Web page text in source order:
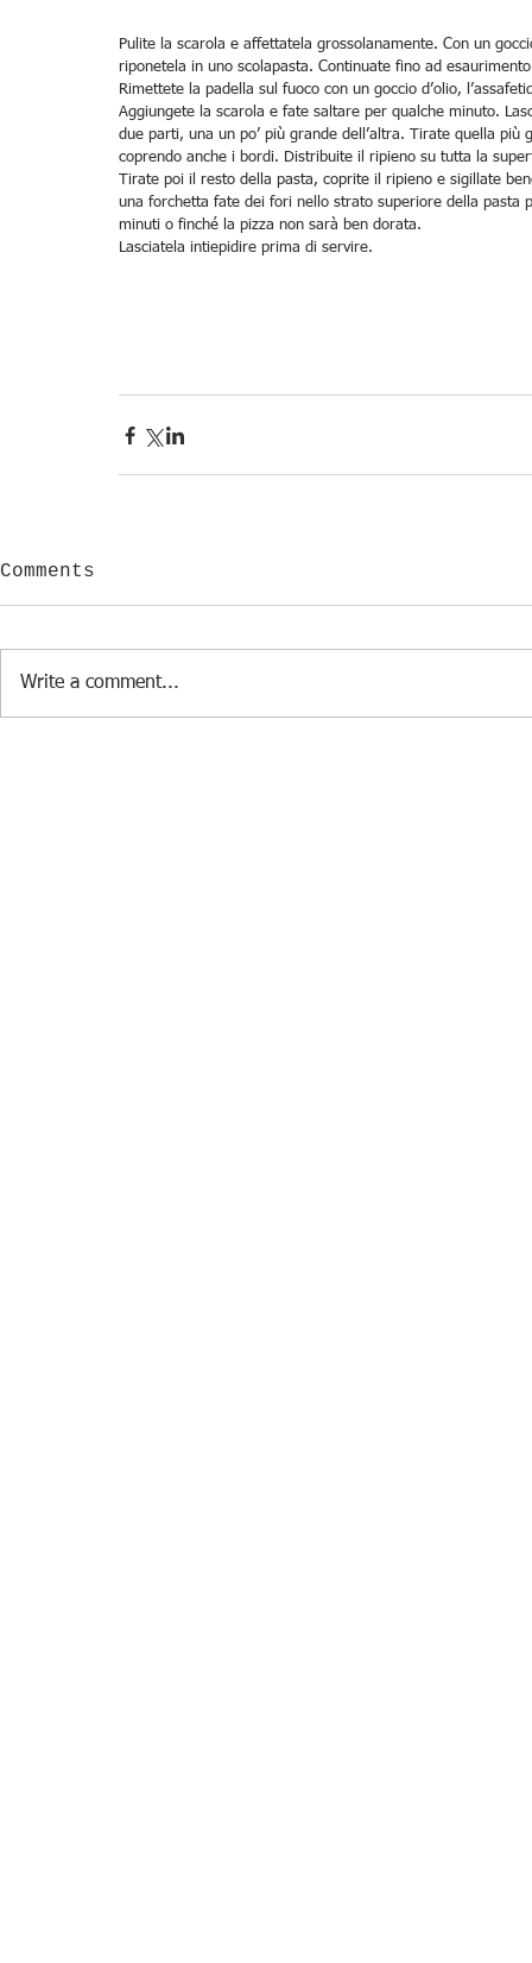
Pulite la scarola e affettatela grossolanamente. Con un
riponetela in uno scolapasta. Continuate fino ad
Rimettete la padella sul fuoco con un goccio d’olio,
Aggiungete la scarola e fate saltare per qualche minuto.
due parti, una un po’ più grande dell’altra. Tirate quella
coprendo anche i bordi. Distribuite il ripieno su tutta la
Tirate poi il resto della pasta, coprite il ripieno e sigillate
una forchetta fate dei fori nello strato superiore della
minuti o finché la pizza non sarà ben dorata.
Lasciatela intiepidire prima di servire.
Comments
Write a comment...